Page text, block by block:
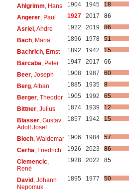
Ahlgrimm , Hans 1904 1945
18
Angerer, Paul 1927 2017
86
Asriel, Andre 1922 2019
86
Bach, Maria 1896 1978
51
Bachrich, Ernst 1892 1942
15
Barcaba , Peter 1947 2017
66
Beer, Joseph 1908 1987
60
Berg, Alban 1885 1935
8
Berger, Theodor 1905 1992
65
Bittner, Julius 1874 1939
12
Blasser, Gustav
Adolf Josef
1857 1942 15
Bloch, Waldemar 1906 1984
57
Cerha , Friedrich 1926 2023
86
Clemencic,
René
1928 2022 85
David, Johann
Nepomuk
1895 1977 50